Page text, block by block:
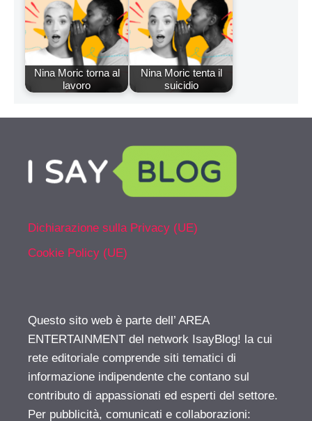
Nina Moric torna al
lavoro
Nina Moric tenta il
suicidio
Dichiarazione sulla Privacy (UE)
Cookie Policy (UE)
Questo sito web è parte dell’ AREA
ENTERTAINMENT del network IsayBlog! la cui
rete editoriale comprende siti tematici di
informazione indipendente che contano sul
contributo di appassionati ed esperti del settore.
Per pubblicità, comunicati e collaborazioni: